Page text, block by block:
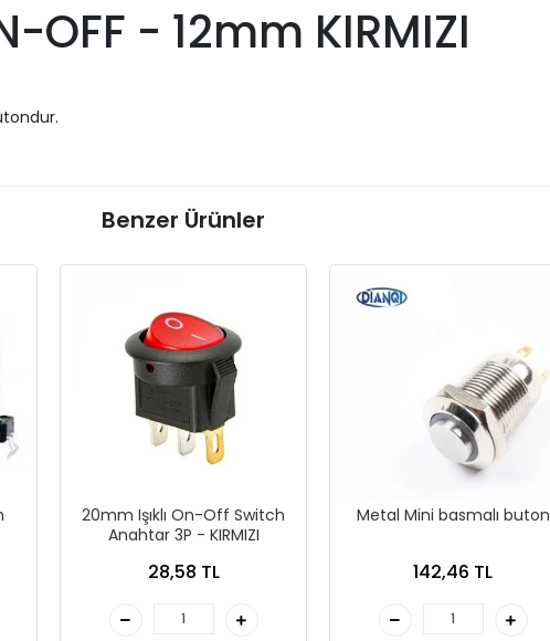
OFF - 12mm KIRMIZI
Benzer Ürünler
20mm Işıklı On-Off Switch
Anahtar 3P - KIRMIZI
28,58 TL
Metal Mini basmalı buton
142,46 TL